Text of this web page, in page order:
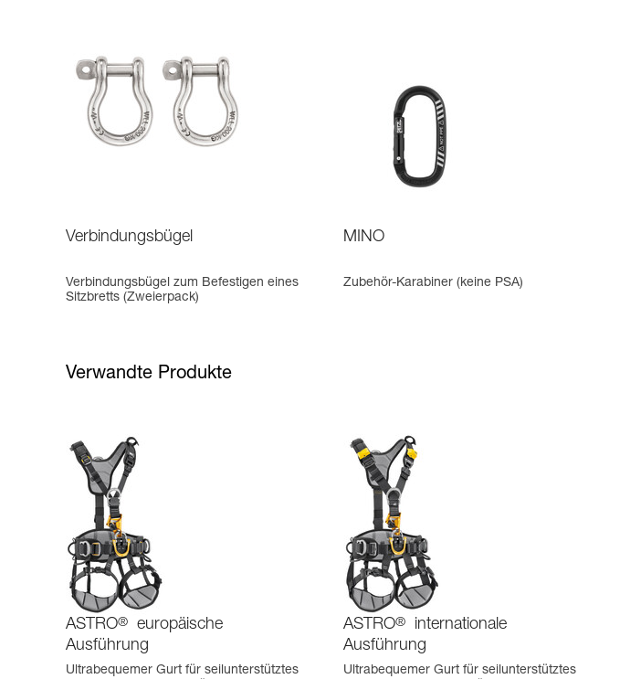
Verbindungsbügel
Verbindungsbügel zum Befestigen eines
Sitzbretts (Zweierpack)
MINO
Zubehör-Karabiner (keine PSA)
Verwandte Produkte
ASTRO®
europäische
Ausführung
Ultrabequemer Gurt für seilunterstütztes
ASTRO®
internationale
Ausführung
Ultrabequemer Gurt für seilunterstütztes